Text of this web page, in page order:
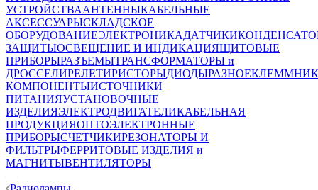
УСТРОЙСТВААНТЕННЫКАБЕЛЬНЫЕ
АКСЕССУАРЫСКЛАДСКОЕ
ОБОРУДОВАНИЕЭЛЕКТРОНИКАДАТЧИКИ
ЗАЩИТЫОСВЕЩЕНИЕ И ИНДИКАЦИЯЩИТОВЫЕ
ПРИБОРЫРАЗЪЕМЫТРАНСФОРМАТОРЫ и
ДРОССЕЛИРЕЛЕТИРИСТОРЫДИОДЫРАЗНОЕ
КОМПОНЕНТЫИСТОЧНИКИ
ПИТАНИЯУСТАНОВОЧНЫЕ
ИЗДЕЛИЯЭЛЕКТРОДВИГАТЕЛИКАБЕЛЬНАЯ
ПРОДУКЦИЯОПТОЭЛЕКТРОННЫЕ
ПРИБОРЫСЧЕТЧИКИРЕЗОНАТОРЫ И
ФИЛЬТРЫФЕРРИТОВЫЕ ИЗДЕЛИЯ и
МАГНИТЫВЕНТИЛЯТОРЫ
—